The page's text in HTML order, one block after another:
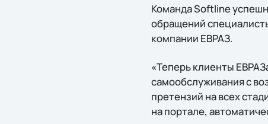
Команда Softline
обращений
компании ЕВРАЗ.
«Теперь клиенты
самообслуживания с
претензий на всех
на портале,